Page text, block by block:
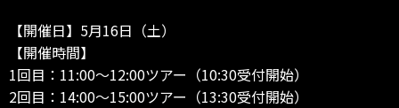
【開催日】5月16日（土）
【開催時間】
1回目：11:00～12:00ツアー（10:30受付開始）
2回目：14:00～15:00ツアー（13:30受付開始）